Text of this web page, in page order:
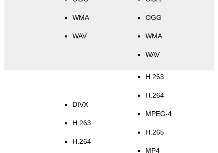
WMA
WAV
OGG
WMA
WAV
DIVX
H.263
H.264
H.263
H.264
MPEG-4
H.265
MP4